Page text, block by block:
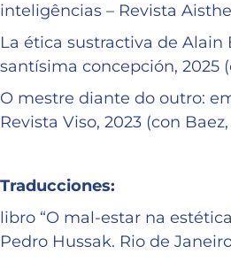
inteligências – Revista
La ética sustractiva de
santísima concepción, 2025
O mestre diante do outro:
Revista Viso, 2023 (con
Traducciones:
libro “O mal-estar na
Pedro Hussak. Rio de